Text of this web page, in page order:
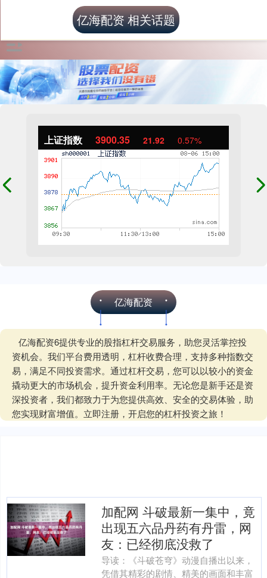
上证指数 3900.35 21.92 0.57%
亿海配资
亿海配资6提供专业的股指杠杆交易服务，助您灵活掌控投
资机会。我们平台费用透明，杠杆收费合理，支持多种指数交
易，满足不同投资需求。通过杠杆交易，您可以以较小的资金
撬动更大的市场机会，提升资金利用率。无论您是新手还是资
深投资者，我们都致力于为您提供高效、安全的交易体验，助
您实现财富增值。立即注册，开启您的杠杆投资之旅！
亿海配资 相关话题
加配网 斗破最新一集中，竟
出现五六品丹药有丹雷，网
友：已经彻底没救了
导读：《斗破苍穹》动漫自播出以来，
凭借其精彩的剧情、精美的画面和丰富